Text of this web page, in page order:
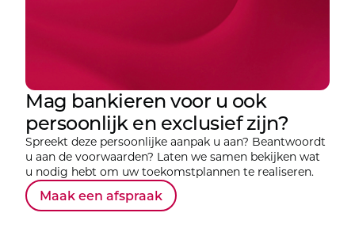
Mag bankieren voor u ook
persoonlijk en exclusief zijn?
Spreekt deze persoonlijke aanpak u aan? Beantwoordt
u aan de voorwaarden? Laten we samen bekijken wat
u nodig hebt om uw toekomstplannen te realiseren.
Maak een afspraak